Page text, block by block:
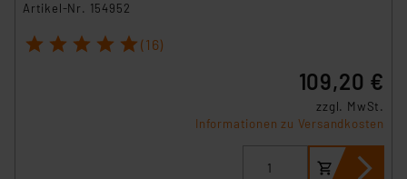
Artikel-Nr. 154952
1 2 3 4 5 (16)
109,20 €
zzgl. MwSt.
Informationen zu Versandkosten